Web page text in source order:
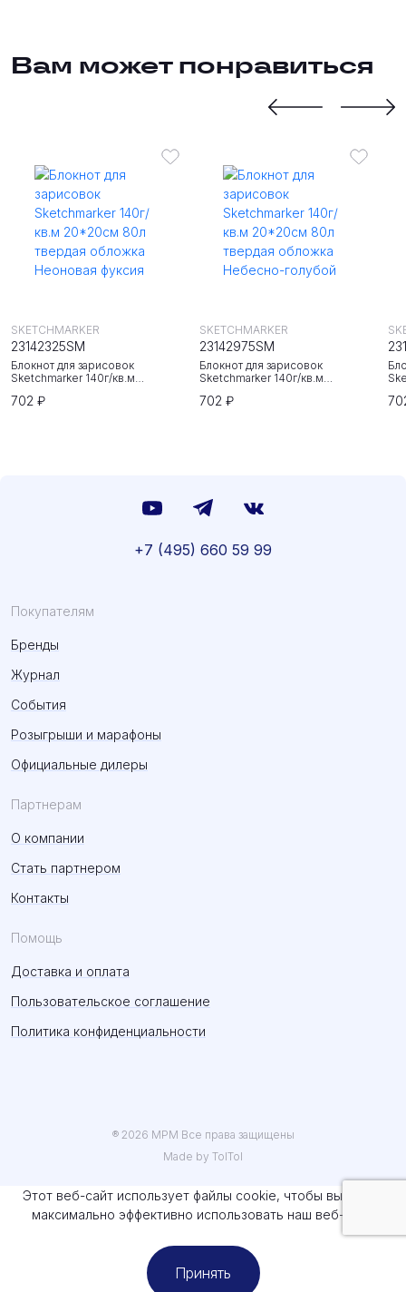
Вам может понравиться
702 ₽
Блокнот для зарисовок
Sketchmarker 140г/кв.м
Неоновая фуксия
SKETCHMARKER
23142325SM
702 ₽
Блокнот для зарисовок
Sketchmarker 140г/кв.м
Небесно-голубой
SKETCHMARKER
23142975SM
Покупателям
Бренды
Журнал
События
Розыгрыши и марафоны
Официальные дилеры
Партнерам
О компании
Стать партнером
Контакты
Помощь
Доставка и оплата
Пользовательское соглашение
Политика конфиденциальности
+7 (495) 660 59 99
® 2026 MPM Все права защищены
Made by TolTol
Этот веб-сайт использует файлы cookie, чтобы вы могли
максимально эффективно использовать наш веб-сайт.
Принять